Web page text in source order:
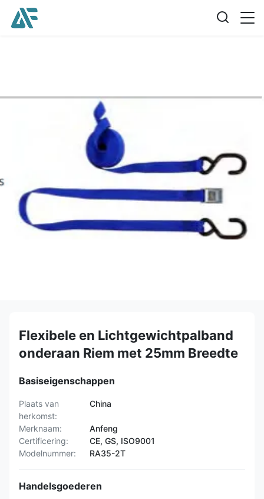
Flexibele en Lichtgewichtpalband
onderaan Riem met 25mm Breedte
Basiseigenschappen
Plaats van
herkomst:
China
Merknaam:
Anfeng
Certificering:
CE, GS, ISO9001
Modelnummer:
RA35-2T
Handelsgoederen